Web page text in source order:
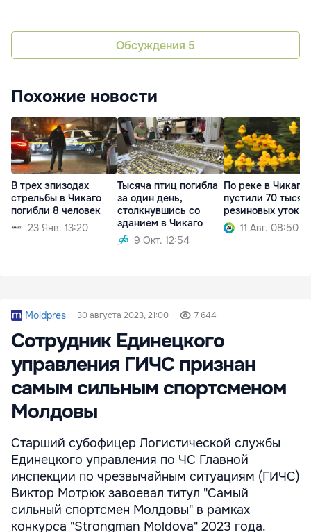
Обсуждения 5
Похожие новости
В трех эпизодах
стрельбы в Чикаго
погибли 8 человек
23 Янв. 13:20
Тысяча птиц погибла
за один день,
столкнувшись со
зданием в Чикаго
9 Окт. 12:54
По реке в Чикаго
пустили 70 тысяч
резиновых уток
11 Авг. 08:50
Moldpres 30 августа 2023, 21:00 7 644
Сотрудник Единецкого
управления ГИЧС признан
самым сильным спортсменом
Молдовы
Старший субофицер Логистической службы
Единецкого управления по ЧС Главной
инспекции по чрезвычайным ситуациям (ГИЧС)
Виктор Мотрюк завоевал титул "Самый
сильный спортсмен Молдовы" в рамках
конкурса "Strongman Moldоva" 2023 года.